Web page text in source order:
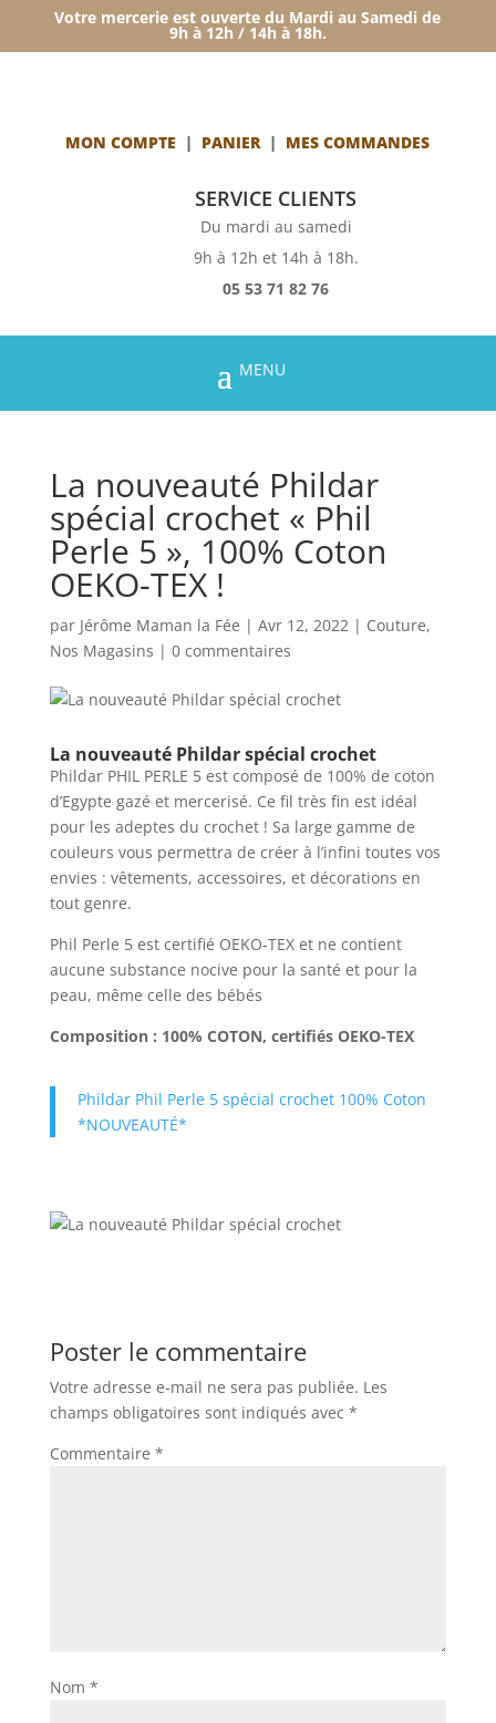
Votre mercerie est ouverte du Mardi au Samedi de
9h à 12h / 14h à 18h.
MON COMPTE | PANIER| MES COMMANDES
SERVICE CLIENTS
Du mardi au samedi
9h à 12h et 14h à 18h.
05 53 71 82 76
La nouveauté Phildar
spécial crochet « Phil
Perle 5 », 100% Coton
OEKO-TEX !
par Jérôme Maman la Fée | Avr 12, 2022| Couture,
Nos Magasins | 0 commentaires
La nouveauté Phildar spécial crochet
Phildar PHIL PERLE 5 est composé de 100% de coton
d’Egypte gazé et mercerisé. Ce fil très fin est idéal
pour les adeptes du crochet ! Sa large gamme de
couleurs vous permettra de créer à l’infini toutes vos
envies : vêtements, accessoires, et décorations en
tout genre.
Phil Perle 5 est certifié OEKO-TEX et ne contient
aucune substance nocive pour la santé et pour la
peau, même celle des bébés
Composition : 100% COTON, certifiés OEKO-TEX
Phildar Phil Perle 5 spécial crochet 100% Coton
*NOUVEAUTÉ*
Poster le commentaire
Votre adresse e-mail ne sera pas publiée. Les
champs obligatoires sont indiqués avec *
Commentaire *
Nom *